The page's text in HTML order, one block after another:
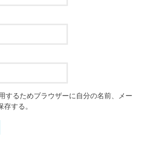
するためブラウザーに自分の名前、メー
する。